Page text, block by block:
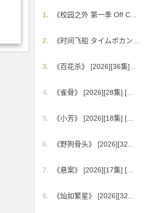
1.
《校园之外 第一季 Off C...
2.
《时间飞船 タイムボカン...
3.
《百花杀》 [2026][36集]...
4.
《雀骨》 [2026][28集] [...
5.
《小芳》 [2026][18集] [...
6.
《野狗骨头》 [2026][32...
7.
《悬案》 [2026][17集] [...
8.
《灿如繁星》 [2026][32...